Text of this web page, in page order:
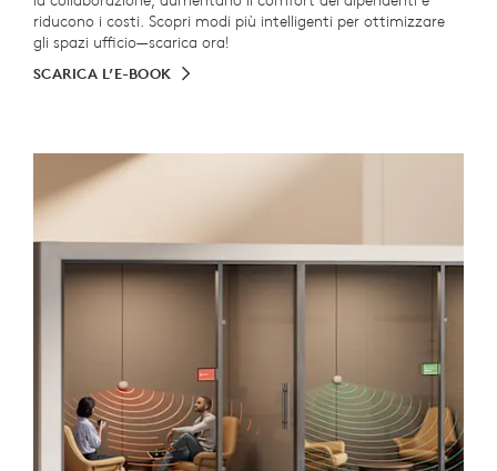
riducono i costi. Scopri modi più intelligenti per ottimizzare
gli spazi ufficio—scarica ora!
SCARICA L’E-BOOK